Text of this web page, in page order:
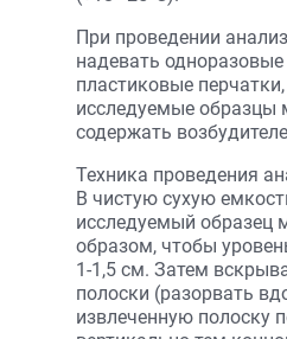
При проведении
надевать
пластиковые
исследуемые образцы
содержать
Техника проведения
В чистую сухую
исследуемый образец
образом, чтобы
1-1,5 см. Затем
полоски (разорвать
извлеченную полоску